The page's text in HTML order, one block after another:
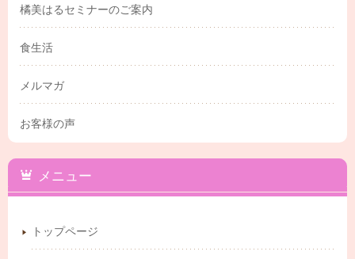
橘美はるセミナーのご案内
食生活
メルマガ
お客様の声
メニュー
トップページ